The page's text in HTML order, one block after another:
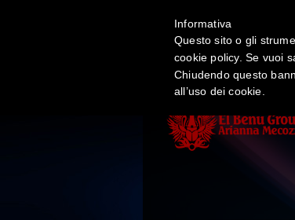
Informativa
Questo sito o gli
cookie policy. Se vuoi
Chiudendo questo
all’uso dei cookie.